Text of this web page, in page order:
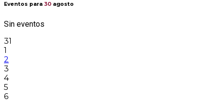
Eventos para 30 agosto
Sin eventos
31
1
2
3
4
5
6